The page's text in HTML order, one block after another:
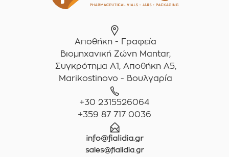
Αποθήκη - Γραφεία
Βιομηχανική Ζώνη Mantar,
Συγκρότημα A1, Αποθήκη Α5,
Marikostinovo - Βουλγαρία
+30 2315526064
+359 87 717 0036